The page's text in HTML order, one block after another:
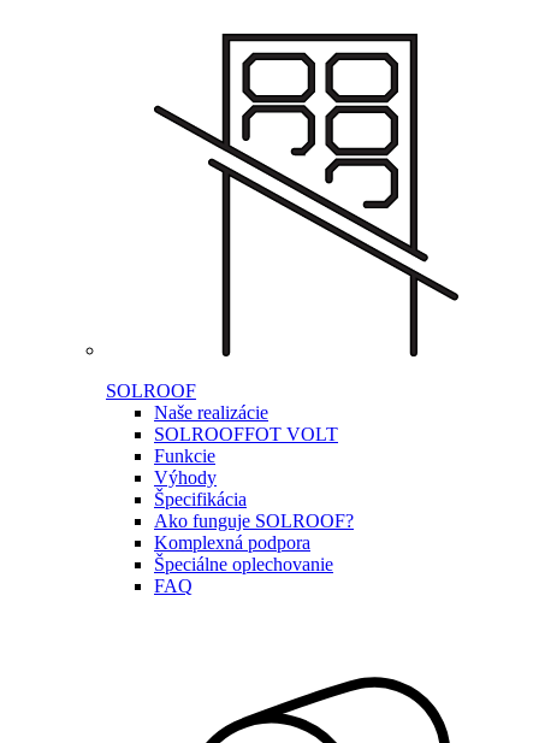
SOLROOF
Naše realizácie
SOLROOFFOT VOLT
Funkcie
Výhody
Špecifikácia
Ako funguje SOLROOF?
Komplexná podpora
Špeciálne oplechovanie
FAQ